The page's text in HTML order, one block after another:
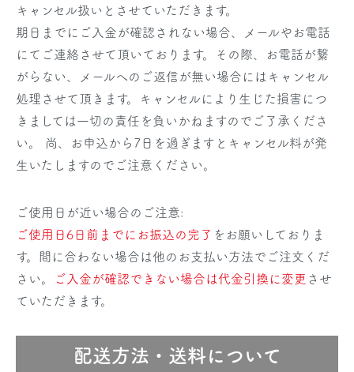
キャンセル扱いとさせていただきます。
期日までにご入金が確認されない場合、メールやお電話
にてご連絡させて頂いております。その際、お電話が繋
がらない、メールへのご返信が無い場合にはキャンセル
処理させて頂きます。キャンセルにより生じた損害につ
きましては一切の責任を負いかねますのでご了承くださ
い。 尚、お申込から7日を過ぎますとキャンセル料が発
生いたしますのでご注意ください。
ご使用日が近い場合のご注意:
ご使用日6日前までにお振込の完了 をお願いしておりま
す。間に合わない場合は他のお支払い方法でご注文くだ
さい。
ご入金が確認できない場合は代金引換に変更 させ
ていただきます。
配送方法・送料について